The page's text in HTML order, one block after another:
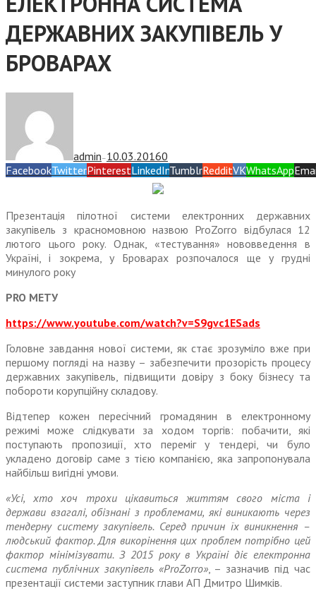
ДЕРЖАВНИХ ЗАКУПІВЕЛЬ У
БРОВАРАХ
admin — 10.03.20160
FacebookTwitterPinterestLinkedInTumblrRedditVKWhatsApp
Презентація пілотної системи електронних державних
закупівель з красномовною назвою ProZorro відбулася 12
лютого цього року. Однак, «тестування» нововведення в
Україні, і зокрема, у Броварах розпочалося ще у грудні
минулого року
PRO МЕТУ
https://www.youtube.com/watch?v=S9gvc1ESads
Головне завдання нової системи, як стає зрозуміло вже при
першому погляді на назву – забезпечити прозорість процесу
державних закупівель, підвищити довіру з боку бізнесу та
побороти корупційну складову.
Відтепер кожен пересічний гро­мадянин в електронному
режимі може слідкувати за ходом торгів: побачити, які
поступають про­позиції, хто переміг у тендері, чи було
укладено договір саме з тією компанією, яка запропонувала
найбільш вигідні умови.
«Усі, хто хоч трохи цікавиться життям свого міста і
держави взагалі, обізнані з проблемами, які виникають через
тендерну систему закупівель. Серед причин їх виникнення –
людський фактор. Для викорінення цих проблем потрібно цей
фактор мінімізувати. З 2015 року в Україні діє електро­нна
система публічних закупівель «ProZorro», – зазначив під час
пре­зентації системи заступник глави АП Дмитро Шимків.